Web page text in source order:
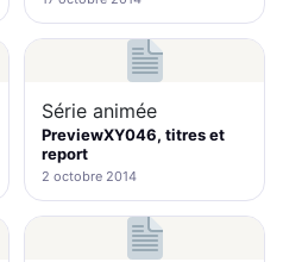
Série animée
PreviewXY046, titres et
report
2 octobre 2014